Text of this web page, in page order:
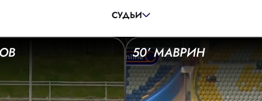
СУДЬИ
РЕЗЕРВНЫЙ СУДЬЯ:АПОНАСЕНКО ЮРИЙ
50’ МАВРИН